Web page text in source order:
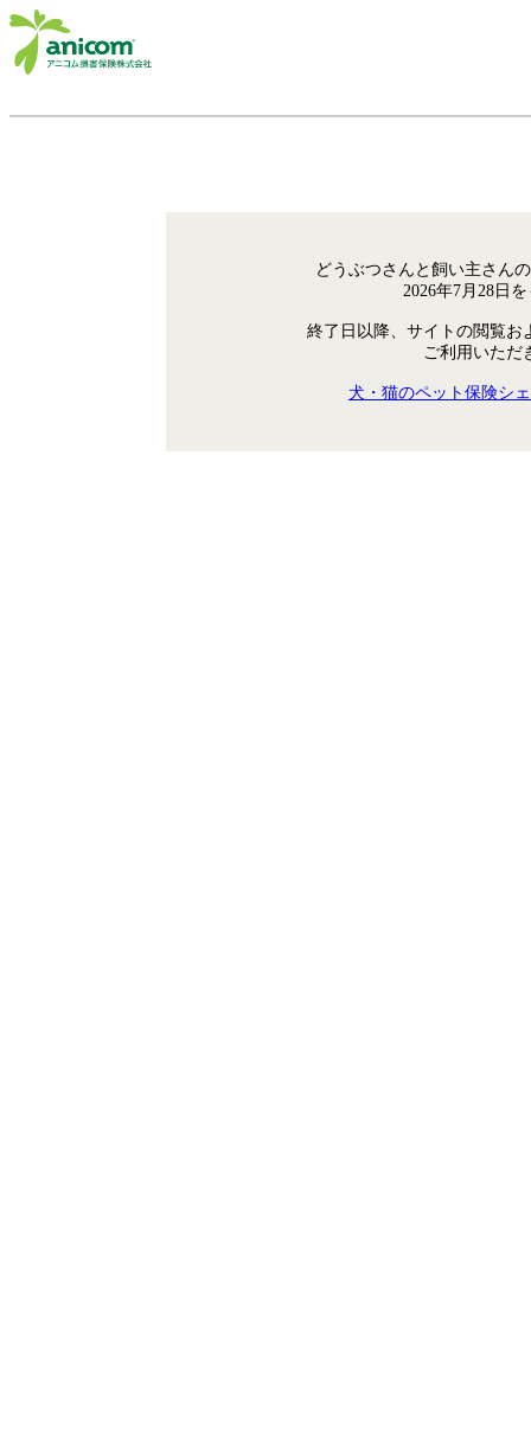
どうぶつさんと飼い主さん
2026年7月28日
終了日以降、サイトの閲覧お
ご利用いただ
犬・猫のペット保険シ